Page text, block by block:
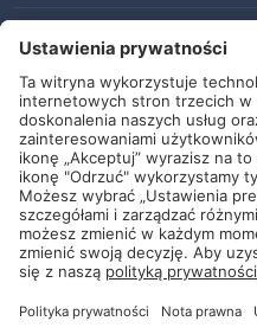
Kontakt
Newsletter
Ogólne warunki i dostawy
Wytyczne i zobowiązania
Media społecznościowe